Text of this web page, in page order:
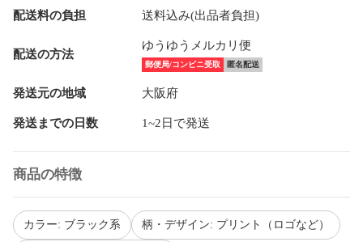
配送料の負担 送料込み(出品者負担)
配送の方法
ゆうゆうメルカリ便
郵便局/コンビニ受取 匿名配送
発送元の地域 大阪府
発送までの日数 1~2日で発送
商品の特徴
カラー: ブラック系 柄・デザイン: プリント（ロゴなど）